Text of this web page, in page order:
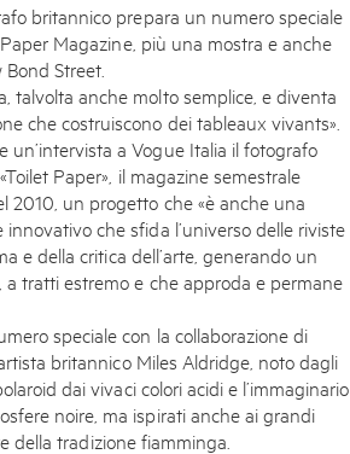
britannico prepara un numero speciale
Magazine, più una mostra e anche
Street.
talvolta anche molto semplice, e diventa
che costruiscono dei tableaux vivants».
a Vogue Italia il fotografo
Paper», il magazine semestrale
2010, un progetto che «è anche una
che sfida l’universo delle riviste
e della critica dell’arte, generando un
tratti estremo e che approda e permane
speciale con la collaborazione di
britannico Miles Aldridge, noto dagli
dai vivaci colori acidi e l’immaginario
noire, ma ispirati anche ai grandi
della tradizione fiamminga.